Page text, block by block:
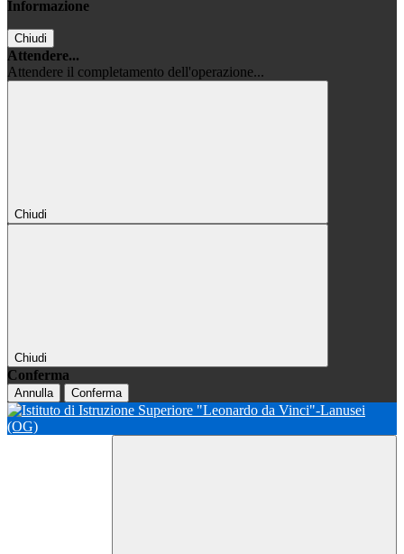
Informazione
Chiudi
Attendere...
Attendere il completamento dell'operazione...
Chiudi
Chiudi
Conferma
Annulla Conferma